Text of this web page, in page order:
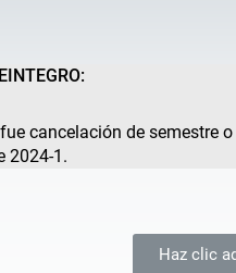
cancelación de semestre
2024-1.
Haz clic